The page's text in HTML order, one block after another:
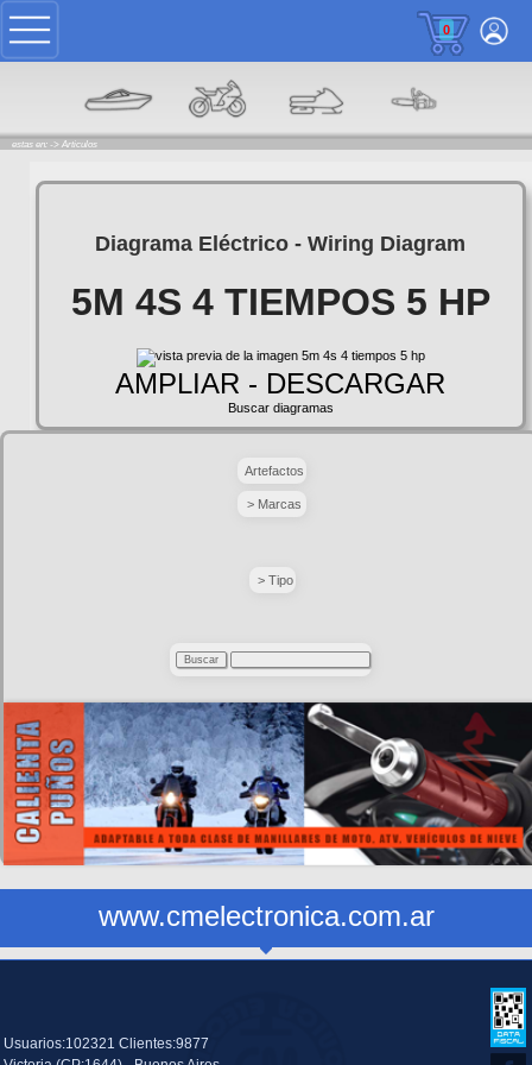
0
estas en: -> Articulos
Diagrama Eléctrico - Wiring Diagram
5M 4S 4 TIEMPOS 5 HP
AMPLIAR - DESCARGAR
Buscar diagramas
Artefactos
> Marcas
> Tipo
www.cmelectronica.com.ar
Usuarios:102321 Clientes:9877